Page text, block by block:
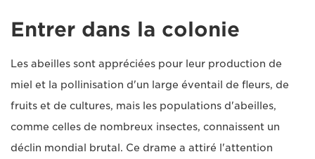
Entrer dans la colonie
Les abeilles sont appréciées pour leur production de
miel et la pollinisation d'un large éventail de fleurs, de
fruits et de cultures, mais les populations d'abeilles,
comme celles de nombreux insectes, connaissent un
déclin mondial brutal. Ce drame a attiré l'attention